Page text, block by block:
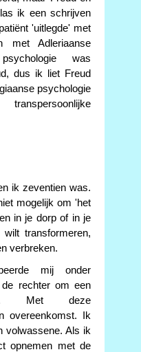
ik een schrijven
'uitlegde' met
met Adleriaanse
was
dus ik liet Freud
psychologie
ik zeventien was.
mogelijk om 'het
in je dorp of in je
transformeren,
verbreken.
mij onder
rechter om een
Met deze
overeenkomst. Ik
volwassene. Als ik
opnemen met de